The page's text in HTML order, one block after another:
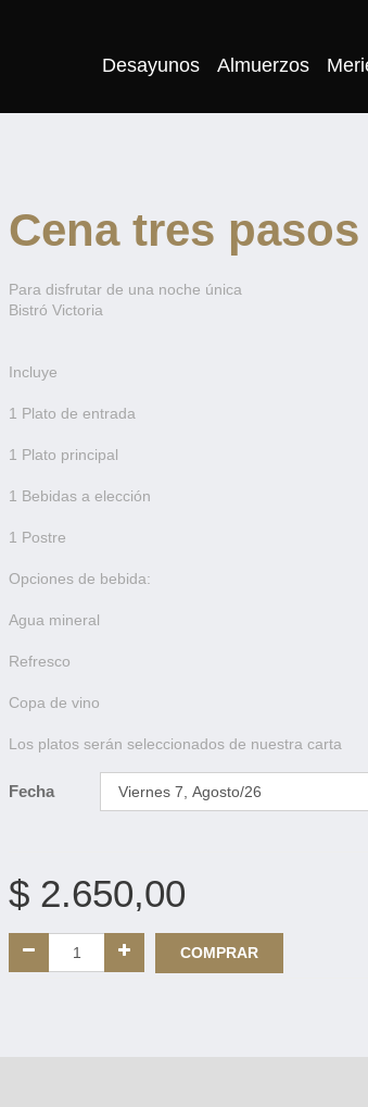
Desayunos Almuerzos
Cena tres pasos
Para disfrutar de una noche única
Bistró Victoria
Incluye
1 Plato de entrada
1 Plato principal
1 Bebidas a elección
1 Postre
Opciones de bebida:
Agua mineral
Refresco
Copa de vino
Los platos serán seleccionados de nuestra carta
Fecha
$ 2.650,00
COMPRAR